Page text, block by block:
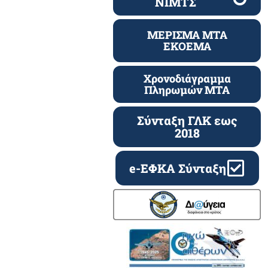
ΜΕΡΙΣΜΑ ΜΤΑ
ΕΚΟΕΜΑ
Χρονοδιάγραμμα
Πληρωμών ΜΤΑ
Σύνταξη ΓΛΚ εως
2018
e-ΕΦΚΑ Σύνταξη